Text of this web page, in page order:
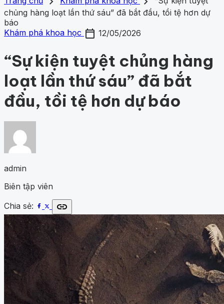
Chủ đề
Khám phá khoa học
Sức khỏe 202 Thế giới động vật 159
Gợi ý danh mục
động vật1001 bí ẩn Công nghệ
chủng hàng loạt lần thứ sáu” đã bắt đầu, tồi tệ hơn dự
báo
Khám phá khoa học calendar_today 12/05/2026
“Sự kiện tuyệt chủng hàng
loạt lần thứ sáu” đã bắt
đầu, tồi tệ hơn dự báo
admin
Biên tập viên
Chia sẻ:
link